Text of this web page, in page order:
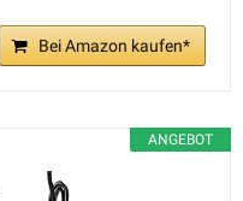
Bei Amazon kaufen*
ANGEBOT